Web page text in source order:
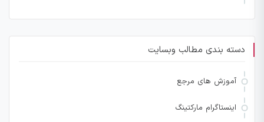
دسته بندی مطالب وبسایت
آموزش های مرجع
اینستاگرام مارکتینگ